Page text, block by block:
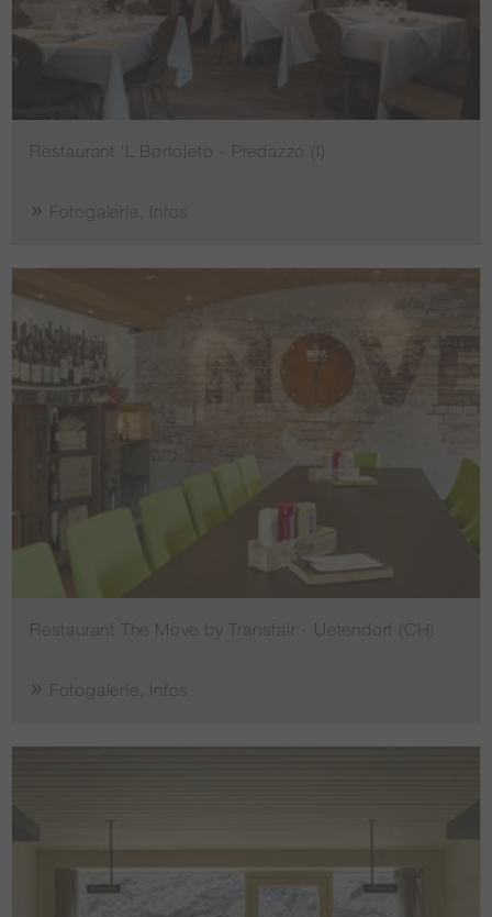
Restaurant 'L Bortoleto - Predazzo (I)
Fotogalerie, Infos
Restaurant The Move by Transfair - Uetendorf (CH)
Fotogalerie, Infos